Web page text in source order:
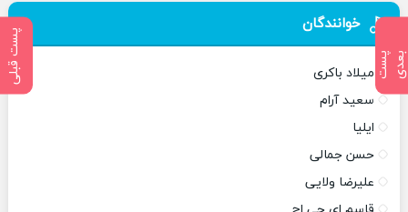
پ
س
ت
ب
ع
د ی پست قبلی
خوانندگان
میلاد باکری
سعید آرام
ایلیا
حسن جمالی
علیرضا ولایی